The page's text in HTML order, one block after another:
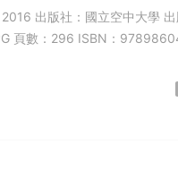
地：新北市 集叢名：社會科學系叢書 格式：PDF,JPG 頁數：296